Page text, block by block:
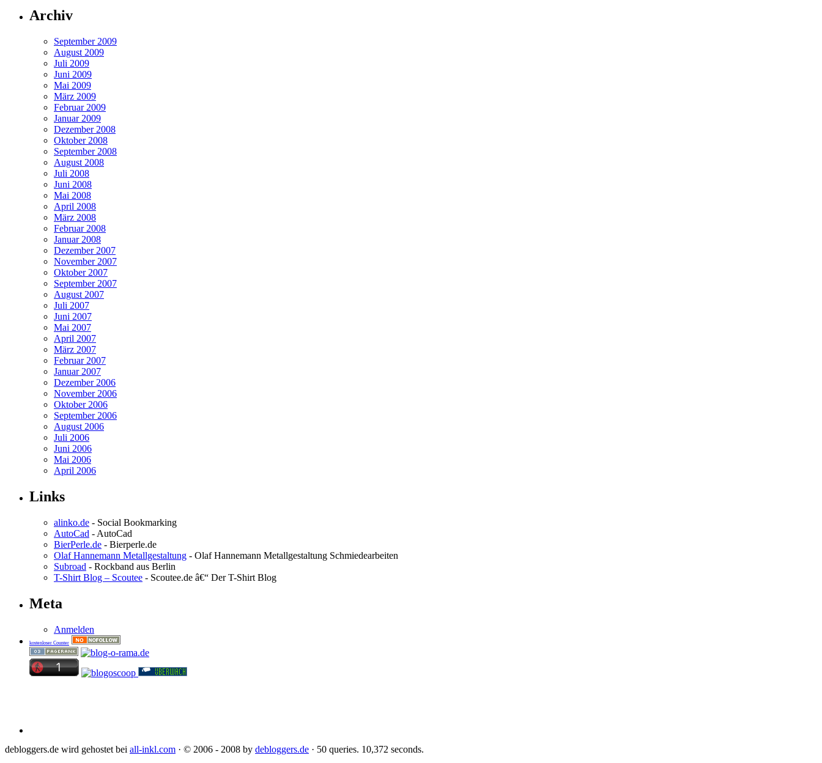
Archiv
September 2009
August 2009
Juli 2009
Juni 2009
Mai 2009
März 2009
Februar 2009
Januar 2009
Dezember 2008
Oktober 2008
September 2008
August 2008
Juli 2008
Juni 2008
Mai 2008
April 2008
März 2008
Februar 2008
Januar 2008
Dezember 2007
November 2007
Oktober 2007
September 2007
August 2007
Juli 2007
Juni 2007
Mai 2007
April 2007
März 2007
Februar 2007
Januar 2007
Dezember 2006
November 2006
Oktober 2006
September 2006
August 2006
Juli 2006
Juni 2006
Mai 2006
April 2006
Links
alinko.de - Social Bookmarking
AutoCad - AutoCad
BierPerle.de - Bierperle.de
Olaf Hannemann Metallgestaltung - Olaf Hannemann Metallgestaltung Schmiedearbeiten
Subroad - Rockband aus Berlin
T-Shirt Blog – Scoutee - Scoutee.de â€“ Der T-Shirt Blog
Meta
Anmelden
kostenloser Counter
debloggers.de wird gehostet bei all-inkl.com · © 2006 - 2008 by debloggers.de · 50 queries. 10,372 seconds.